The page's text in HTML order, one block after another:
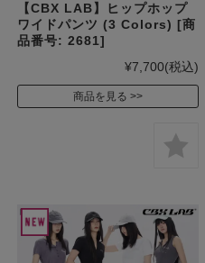
【CBX LAB】ヒップホップ
ワイドパンツ (3 Colors) [商
品番号: 2681]
¥7,700(税込)
商品を見る